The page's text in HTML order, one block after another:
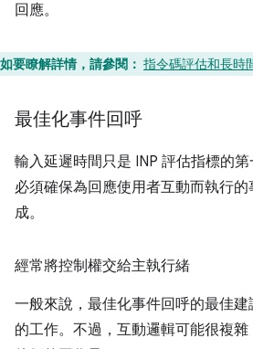
回應。
如要瞭解詳情，請參閱： 指令碼評估和長時
最佳化事件回呼
輸入延遲時間只是 INP 評估指標的
必須確保為回應使用者互動而執行
成。
經常將控制權交給主執行緒
一般來說，最佳化事件回呼的最佳
的工作。不過，互動邏輯可能很複